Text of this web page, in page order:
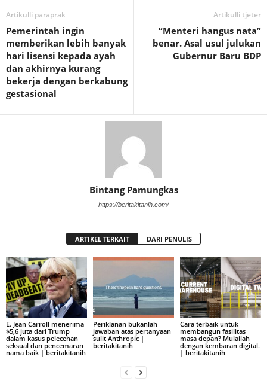
Artikulli paraprak
Pemerintah ingin
memberikan lebih banyak
hari lisensi kepada ayah
dan akhirnya kurang
bekerja dengan berkabung
gestasional
Artikulli tjetër
“Menteri hangus nata”
benar. Asal usul julukan
Gubernur Baru BDP
Bintang Pamungkas
https://beritakitanih.com/
ARTIKEL TERKAIT DARI PENULIS
E. Jean Carroll menerima
$5,6 juta dari Trump
dalam kasus pelecehan
seksual dan pencemaran
nama baik | beritakitanih
Periklanan bukanlah
jawaban atas pertanyaan
sulit Anthropic |
beritakitanih
Cara terbaik untuk
membangun fasilitas
masa depan? Mulailah
dengan kembaran digital.
| beritakitanih